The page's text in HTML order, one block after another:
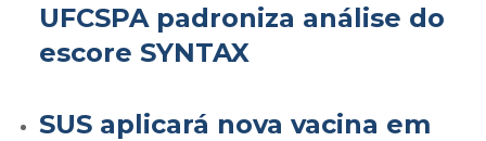
UFCSPA padroniza análise do
escore SYNTAX
SUS aplicará nova vacina em